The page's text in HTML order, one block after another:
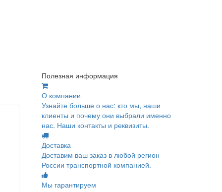
Полезная информация
О компании
Узнайте больше о нас: кто мы, наши
клиенты и почему они выбрали именно
нас. Наши контакты и реквизиты.
Доставка
Доставим ваш заказ в любой регион
России транспортной компанией.
Мы гарантируем